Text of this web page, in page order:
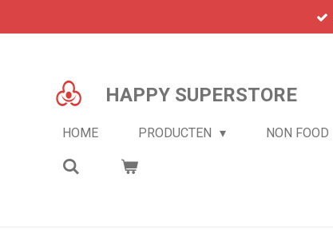
hoofdinhoud
HAPPY SUPERSTORE
HOME PRODUCTEN NON FOOD